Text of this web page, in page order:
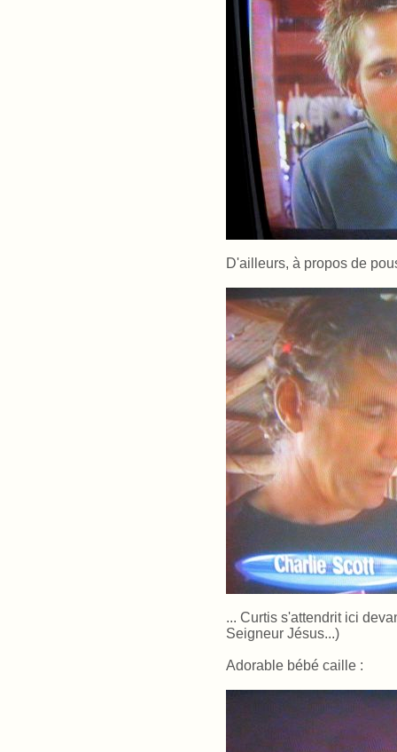
D'ailleurs, à propos de
... Curtis s'attendrit ici
Seigneur Jésus...)
Adorable bébé caille :